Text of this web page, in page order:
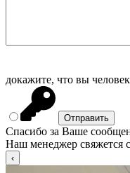
докажите, что вы
Спасибо за Ваше
Наш менеджер свяжется